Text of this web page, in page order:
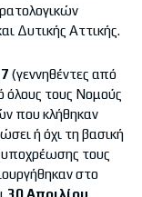
Δυτικής Αττικής.
(γεννηθέντες από
όλους τους Νομούς
που κλήθηκαν
ή όχι τη βασική
υποχρέωσης τους
στο